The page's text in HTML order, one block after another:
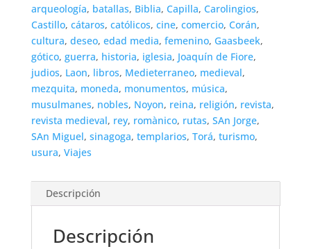
arqueología, batallas, Biblia, Capilla, Carolingios,
Castillo, cátaros, católicos, cine, comercio, Corán,
cultura, deseo, edad media, femenino, Gaasbeek,
gótico, guerra, historia, iglesia, Joaquín de Fiore,
judios, Laon, libros, Medieterraneo, medieval,
mezquita, moneda, monumentos, música,
musulmanes, nobles, Noyon, reina, religión, revista,
revista medieval, rey, romànico, rutas, SAn Jorge,
SAn Miguel, sinagoga, templarios, Torá, turismo,
usura, Viajes
Descripción
Descripción